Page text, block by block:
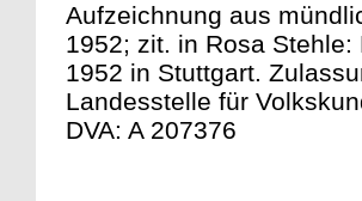
Aufzeichnung aus
1952; zit. in Rosa
1952 in Stuttgart.
Landesstelle für
DVA: A 207376